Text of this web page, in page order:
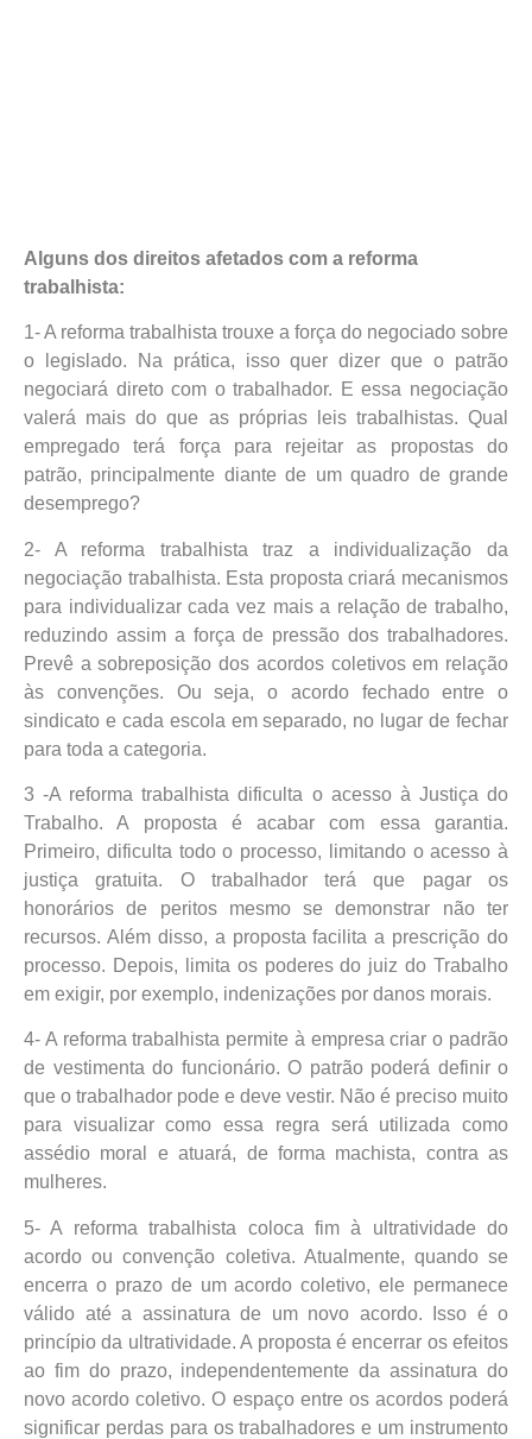
Alguns dos direitos afetados com a reforma
trabalhista:
1- A reforma trabalhista trouxe a força do negociado sobre
o legislado. Na prática, isso quer dizer que o patrão
negociará direto com o trabalhador. E essa negociação
valerá mais do que as próprias leis trabalhistas. Qual
empregado terá força para rejeitar as propostas do
patrão, principalmente diante de um quadro de grande
desemprego?
2- A reforma trabalhista traz a individualização da
negociação trabalhista. Esta proposta criará mecanismos
para individualizar cada vez mais a relação de trabalho,
reduzindo assim a força de pressão dos trabalhadores.
Prevê a sobreposição dos acordos coletivos em relação
às convenções. Ou seja, o acordo fechado entre o
sindicato e cada escola em separado, no lugar de fechar
para toda a categoria.
3 -A reforma trabalhista dificulta o acesso à Justiça do
Trabalho. A proposta é acabar com essa garantia.
Primeiro, dificulta todo o processo, limitando o acesso à
justiça gratuita. O trabalhador terá que pagar os
honorários de peritos mesmo se demonstrar não ter
recursos. Além disso, a proposta facilita a prescrição do
processo. Depois, limita os poderes do juiz do Trabalho
em exigir, por exemplo, indenizações por danos morais.
4- A reforma trabalhista permite à empresa criar o padrão
de vestimenta do funcionário. O patrão poderá definir o
que o trabalhador pode e deve vestir. Não é preciso muito
para visualizar como essa regra será utilizada como
assédio moral e atuará, de forma machista, contra as
mulheres.
5- A reforma trabalhista coloca fim à ultratividade do
acordo ou convenção coletiva. Atualmente, quando se
encerra o prazo de um acordo coletivo, ele permanece
válido até a assinatura de um novo acordo. Isso é o
princípio da ultratividade. A proposta é encerrar os efeitos
ao fim do prazo, independentemente da assinatura do
novo acordo coletivo. O espaço entre os acordos poderá
significar perdas para os trabalhadores e um instrumento